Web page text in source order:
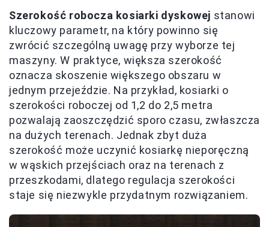
Szerokość robocza kosiarki dyskowej stanowi
kluczowy parametr, na który powinno się
zwrócić szczególną uwagę przy wyborze tej
maszyny. W praktyce, większa szerokość
oznacza skoszenie większego obszaru w
jednym przejeździe. Na przykład, kosiarki o
szerokości roboczej od 1,2 do 2,5 metra
pozwalają zaoszczędzić sporo czasu, zwłaszcza
na dużych terenach. Jednak zbyt duża
szerokość może uczynić kosiarkę nieporęczną
w wąskich przejściach oraz na terenach z
przeszkodami, dlatego regulacja szerokości
staje się niezwykle przydatnym rozwiązaniem.